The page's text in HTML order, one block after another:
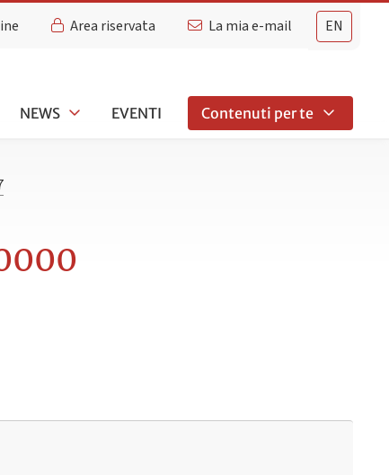
EN
Area riservata La mia e-mail
NEWS EVENTI Contenuti per te